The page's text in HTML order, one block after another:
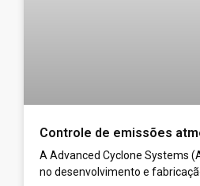
Controle de emissões
A Advanced Cyclone Systems
no desenvolvimento e